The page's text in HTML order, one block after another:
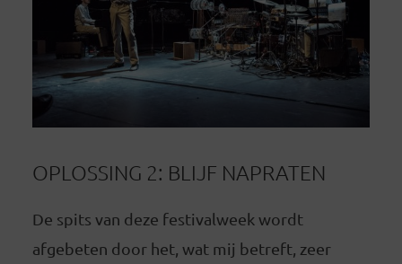
OPLOSSING 2: BLIJF NAPRATEN
De spits van deze festivalweek wordt
afgebeten door het, wat mij betreft, zeer